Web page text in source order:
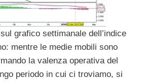
grafico settimanale dell’indice
mentre le medie mobili sono
la valenza operativa del
periodo in cui ci troviamo, si